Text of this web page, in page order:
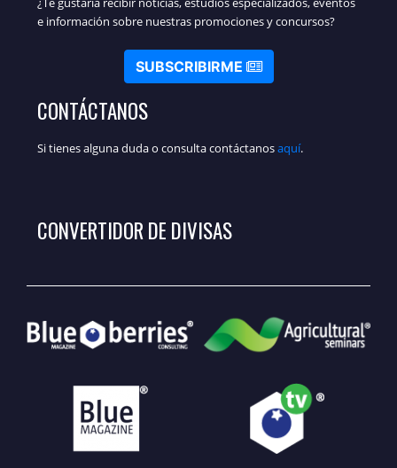
e información sobre nuestras promociones y concursos?
SUBSCRIBIRME
CONTÁCTANOS
Si tienes alguna duda o consulta contáctanosaquí.
CONVERTIDOR DE DIVISAS